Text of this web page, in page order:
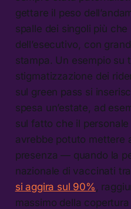
gettare il peso
spalle dei singoli più che
dell’esecutivo, con
stampa. Un esempio su
stigmatizzazione dei
sul green pass si
spesa un’estate, ad
sul fatto che il
avrebbe potuto mettere
presenza — quando la
nazionale di vaccinati
si aggira sul 90% ,
massimo della